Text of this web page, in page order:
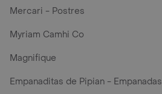
Mercari - Postres
Myriam Camhi Co
Magnifique
Empanaditas de Pipian - Empanadas